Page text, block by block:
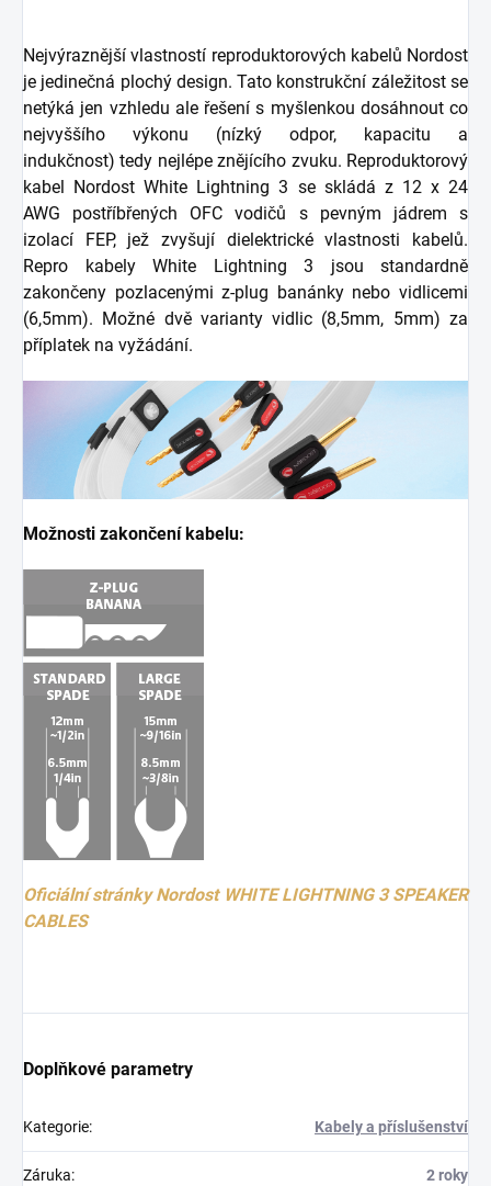
Nejvýraznější vlastností reproduktorových kabelů Nordost
je jedinečná plochý design. Tato konstrukční záležitost se
netýká jen vzhledu ale řešení s myšlenkou dosáhnout co
nejvyššího výkonu (nízký odpor, kapacitu a
indukčnost) tedy nejlépe znějícího zvuku. Reproduktorový
kabel Nordost White Lightning 3 se skládá z 12 x 24
AWG postříbřených OFC vodičů s pevným jádrem s
izolací FEP, jež zvyšují dielektrické vlastnosti kabelů.
Repro kabely White Lightning 3 jsou standardně
zakončeny pozlacenými z-plug banánky nebo vidlicemi
(6,5mm). Možné dvě varianty vidlic (8,5mm, 5mm) za
příplatek na vyžádání.
Možnosti zakončení kabelu:
Oficiální stránky Nordost WHITE LIGHTNING 3 SPEAKER
CABLES
Doplňkové parametry
Kategorie: Kabely a příslušenství
Záruka: 2 roky